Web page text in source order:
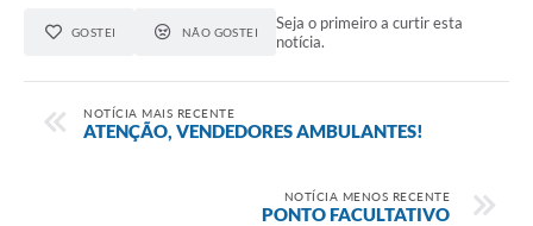
GOSTEI NÃO GOSTEI
Seja o primeiro a curtir esta
notícia.
NOTÍCIA MAIS RECENTE
ATENÇÃO, VENDEDORES AMBULANTES!
NOTÍCIA MENOS RECENTE
PONTO FACULTATIVO